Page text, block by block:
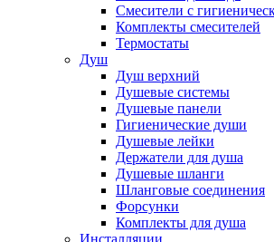
Смесители с
Комплекты смесителей
Термостаты
Душ
Душ верхний
Душевые системы
Душевые панели
Гигиенические души
Душевые лейки
Держатели для душа
Душевые шланги
Шланговые соединения
Форсунки
Комплекты для душа
Инсталляции